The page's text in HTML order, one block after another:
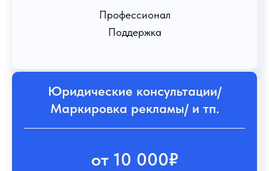
Профессионал
Поддержка
Юридические консультации/
Маркировка рекламы/ и тп.
от 10 000₽